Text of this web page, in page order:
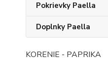
Pokrievky Paella
Doplnky Paella
KORENIE - PAPRIKA